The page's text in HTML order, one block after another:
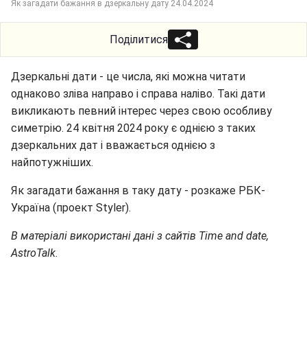
Як загадати бажання в дзеркальну дату 24.04.2024
Поділитися
Дзеркальні дати - це числа, які можна читати
однаково зліва направо і справа наліво. Такі дати
викликають певний інтерес через свою особливу
симетрію. 24 квітня 2024 року є однією з таких
дзеркальних дат і вважається однією з
найпотужніших.
Як загадати бажання в таку дату - розкаже РБК-
Україна (проект Styler).
В матеріалі використані дані з сайтів Time and date,
AstroTalk.